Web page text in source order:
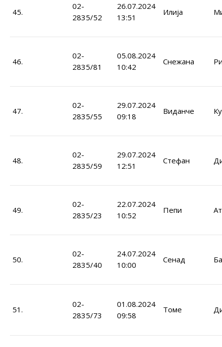
45.
02-
2835/52
26.07.2024
13:51
Илија
46.
02-
2835/81
05.08.2024
10:42
Снежана
47.
02-
2835/55
29.07.2024
09:18
Виданче
48.
02-
2835/59
29.07.2024
12:51
Стефан
49.
02-
2835/23
22.07.2024
10:52
Пепи
50.
02-
2835/40
24.07.2024
10:00
Сенад
51.
02-
2835/73
01.08.2024
09:58
Томе